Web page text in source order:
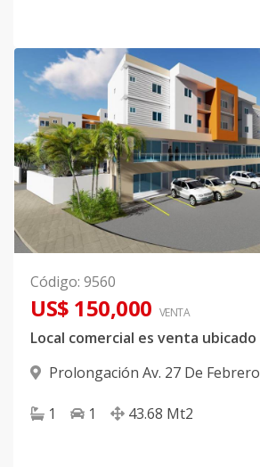
Código: 9560
US$ 150,000 VENTA
Prolongación Av. 27 De Febrero
1
1 43.68 Mt2